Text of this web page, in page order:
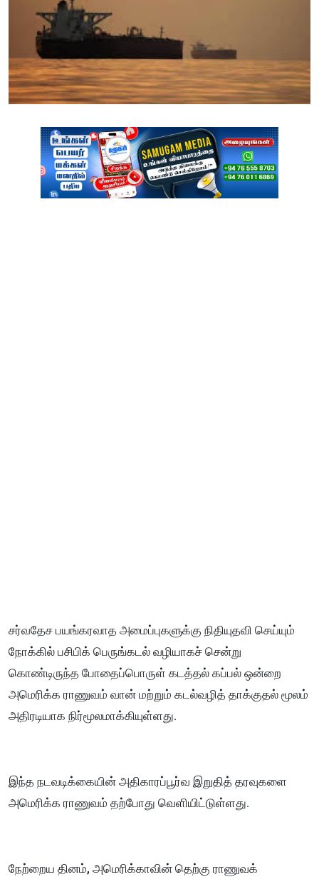
சர்வதேச பயங்கரவாத அமைப்புகளுக்கு நிதியுதவி செய்யும்
நோக்கில் பசிபிக் பெருங்கடல் வழியாகச் சென்று
கொண்டிருந்த போதைப்பொருள் கடத்தல் கப்பல் ஒன்றை
அமெரிக்க ராணுவம் வான் மற்றும் கடல்வழித் தாக்குதல் மூலம்
அதிரடியாக நிர்மூலமாக்கியுள்ளது.
இந்த நடவடிக்கையின் அதிகாரப்பூர்வ இறுதித் தரவுகளை
அமெரிக்க ராணுவம் தற்போது வெளியிட்டுள்ளது.
நேற்றைய தினம், அமெரிக்காவின் தெற்கு ராணுவக்